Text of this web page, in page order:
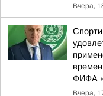
Вчера,
ФИФА
Вчера,